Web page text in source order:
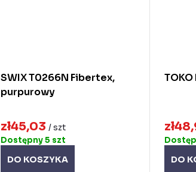
SWIX T0266N Fibertex,
purpurowy
zł45,03 / szt
Dostępny5 szt
DO KOSZYKA DO